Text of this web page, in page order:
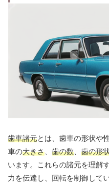
歯車諸元とは、歯車の形状や
車の大きさ 歯の数 歯の形
います。これらの諸元を理解
力を伝達し、回転を制御して